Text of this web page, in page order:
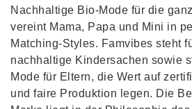
Nachhaltige Bio-Mode für die
vereint Mama, Papa und Mini in
Matching-Styles. Famvibes steht
nachhaltige Kindersachen sowie
Mode für Eltern, die Wert auf
und faire Produktion legen. Die